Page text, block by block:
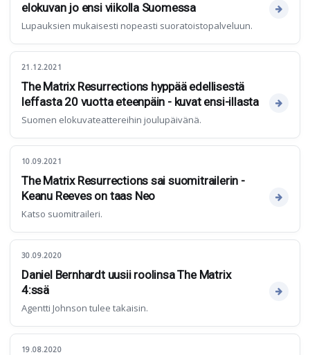
elokuvan jo ensi viikolla Suomessa
Lupauksien mukaisesti nopeasti suoratoistopalveluun.
21.12.2021
The Matrix Resurrections hyppää edellisestä
leffasta 20 vuotta eteenpäin - kuvat ensi-illasta
Suomen elokuvateattereihin joulupäivänä.
10.09.2021
The Matrix Resurrections sai suomitrailerin -
Keanu Reeves on taas Neo
Katso suomitraileri.
30.09.2020
Daniel Bernhardt uusii roolinsa The Matrix
4:ssä
Agentti Johnson tulee takaisin.
19.08.2020